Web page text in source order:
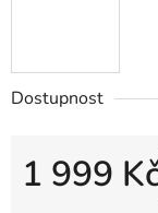
Dostupnost
1 999